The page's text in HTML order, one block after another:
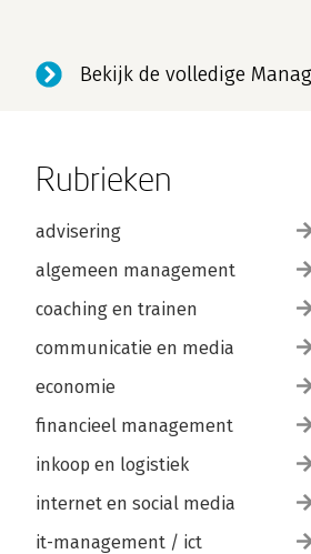
Bekijk de volledige
Rubrieken
advisering
algemeen management
coaching en trainen
communicatie en media
economie
financieel management
inkoop en logistiek
internet en social media
it-management / ict